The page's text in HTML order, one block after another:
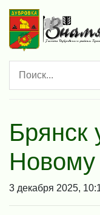
Брянск
Новому
3 декабря 2025,